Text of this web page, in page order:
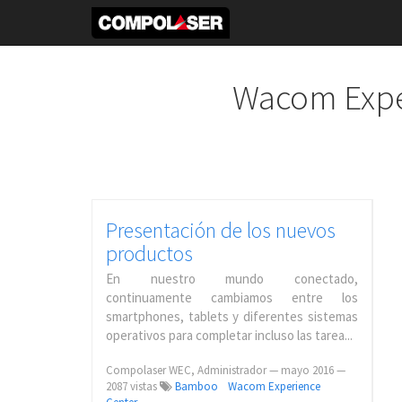
Wacom
Presentación de los nuevos
productos
En nuestro mundo conectado,
continuamente cambiamos entre los
smartphones, tablets y diferentes sistemas
operativos para completar incluso las tarea...
Compolaser WEC, Administrador— mayo 2016—
2087 vistas
Bamboo
Wacom Experience